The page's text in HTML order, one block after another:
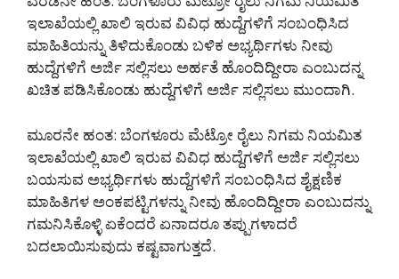
ಇಲಾಖೆಯಲ್ಲಿ ಖಾಲಿ ಇರುವ ವಿವಿಧ ಹುದ್ದೆಗಳಿಗೆ ಸಂಬಂಧಿಸಿದ
ಮಾಹಿತಿಯನ್ನು ತಿಳಿದುಕೊಂಡು ಬಳಿಕ ಅಭ್ಯರ್ಥಿಗಳು ನೀವು
ಹುದ್ದೆಗಳಿಗೆ ಅರ್ಜಿ ಸಲ್ಲಿಸಲು ಅರ್ಹತೆ ಹೊಂದಿದ್ದೀರಾ ಎಂಬುದನ್ನ
ಖಚಿತ ಪಡಿಸಿಕೊಂಡು ಹುದ್ದೆಗಳಿಗೆ ಅರ್ಜಿ ಸಲ್ಲಿಸಲು ಮುಂದಾಗಿ.
ಮೂರನೇ ಹಂತ: ಬೆಂಗಳೂರು ಮೆಟ್ರೋ ರೈಲು ನಿಗಮ ನಿಯಮಿತ
ಇಲಾಖೆಯಲ್ಲಿ ಖಾಲಿ ಇರುವ ವಿವಿಧ ಹುದ್ದೆಗಳಿಗೆ ಅರ್ಜಿ ಸಲ್ಲಿಸಲು
ಬಯಸುವ ಅಭ್ಯರ್ಥಿಗಳು ಹುದ್ದೆಗಳಿಗೆ ಸಂಬಂಧಿಸಿದ ಶೈಕ್ಷಣಿಕ
ಮಾಹಿತಿಗಳ ಅಂಕಪಟ್ಟಿಗಳನ್ನು ನೀವು ಹೊಂದಿದ್ದೀರಾ ಎಂಬುದನ್ನು
ಗಮನಿಸಿಕೊಳ್ಳಿ ಏಕೆಂದರೆ ಏನಾದರೂ ತಪ್ಪುಗಳಾದರೆ
ಬದಲಾಯಿಸುವುದು ಕಷ್ಟವಾಗುತ್ತದೆ.